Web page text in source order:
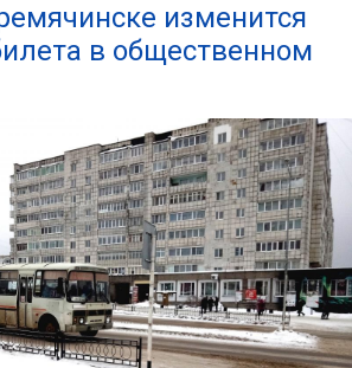
изменится
в общественном